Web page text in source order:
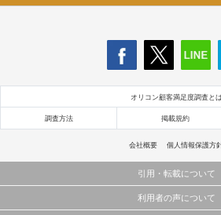
オリコン顧客満足度調査とは
調査方法 掲載規約
会社概要 個人情報保護方
引用・転載について
当サイトで公開されている情報（文字、写真、イラスト、
利用者の声について